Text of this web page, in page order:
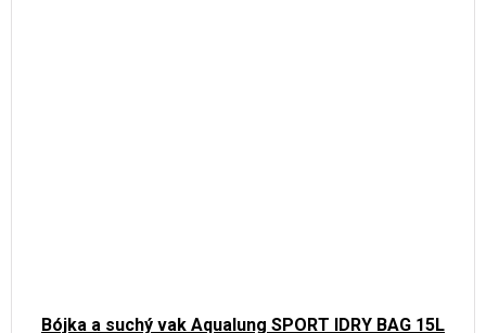
Bójka a suchý vak Aqualung SPORT IDRY BAG 15L